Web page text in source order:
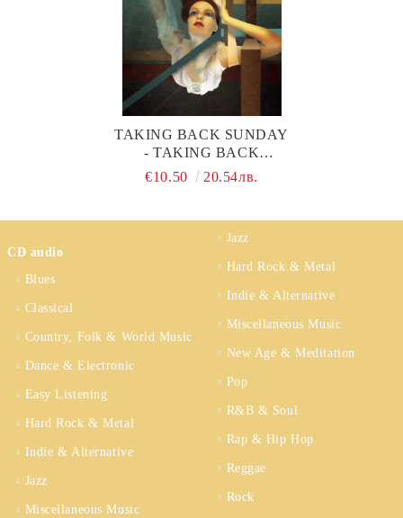
TAKING BACK SUNDAY
- TAKING BACK
SUNDAY (CD)
€10.50 20.54лв.
CD audio
Blues
Classical
Country, Folk & World Music
Dance & Electronic
Easy Listening
Hard Rock & Metal
Indie & Alternative
Jazz
Miscellaneous Music
Jazz
Hard Rock & Metal
Indie & Alternative
Miscellaneous Music
New Age & Meditation
Pop
R&B & Soul
Rap & Hip Hop
Reggae
Rock